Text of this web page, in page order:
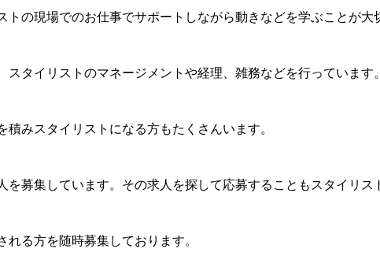
の現場でのお仕事でサポートしながら動きなどを学ぶことが大
タイリストのマネージメントや経理、雑務などを行っています。
みスタイリストになる方もたくさんいます。
募集しています。その求人を探して応募することもスタイリス
る方を随時募集しております。